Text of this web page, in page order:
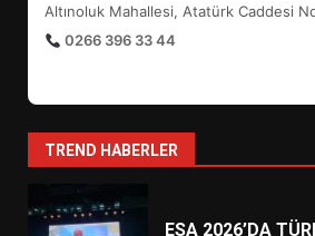
Altınoluk Mahallesi, Atatürk Caddesi
0266 396 33 44
TREND HABERLER
AYVALIK SU
HAREKETE
2
ESA 2026’DA